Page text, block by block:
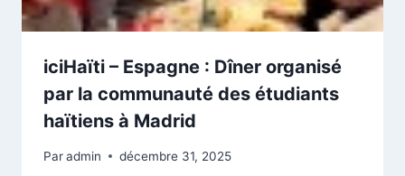
iciHaïti – Espagne : Dîner organisé
par la communauté des étudiants
haïtiens à Madrid
Paradmin décembre 31, 2025